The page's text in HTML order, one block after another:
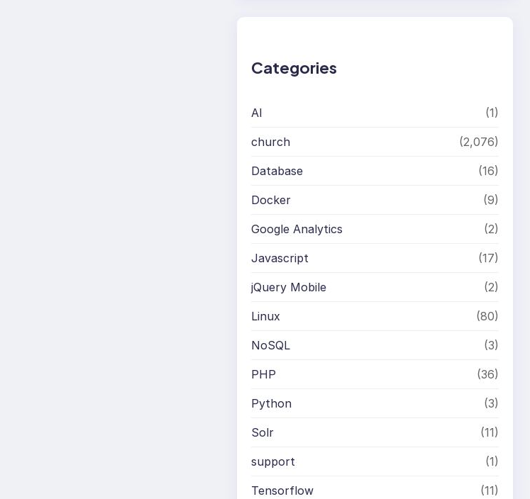
Categories
AI (1)
church (2,076)
Database (16)
Docker (9)
Google Analytics (2)
Javascript (17)
jQuery Mobile (2)
Linux (80)
NoSQL (3)
PHP (36)
Python (3)
Solr (11)
support (1)
Tensorflow (11)